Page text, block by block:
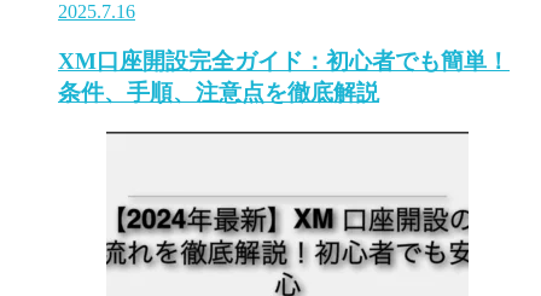
2025.7.16
XM口座開設完全ガイド：初心者でも簡単！
条件、手順、注意点を徹底解説